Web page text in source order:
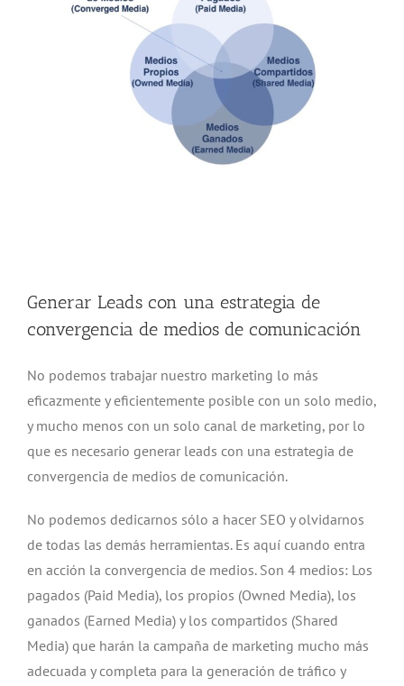
Generar Leads con una estrategia de
convergencia de medios de comunicación
No podemos trabajar nuestro marketing lo más
eficazmente y eficientemente posible con un solo medio,
y mucho menos con un solo canal de marketing, por lo
que es necesario generar leads con una estrategia de
convergencia de medios de comunicación.
No podemos dedicarnos sólo a hacer SEO y olvidarnos
de todas las demás herramientas. Es aquí cuando entra
en acción la convergencia de medios. Son 4 medios: Los
pagados (Paid Media), los propios (Owned Media), los
ganados (Earned Media) y los compartidos (Shared
Media) que harán la campaña de marketing mucho más
adecuada y completa para la generación de tráfico y